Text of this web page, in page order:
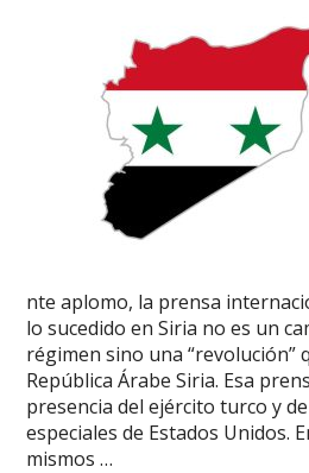
nte aplomo, la prensa
lo sucedido en Siria no es un
régimen sino una “revolución”
República Árabe Siria. Esa
presencia del ejército turco y
especiales de Estados Unidos.
mismos …